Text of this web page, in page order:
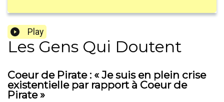
Play
Les Gens Qui Doutent
Coeur de Pirate : « Je suis en plein crise
existentielle par rapport à Coeur de
Pirate »